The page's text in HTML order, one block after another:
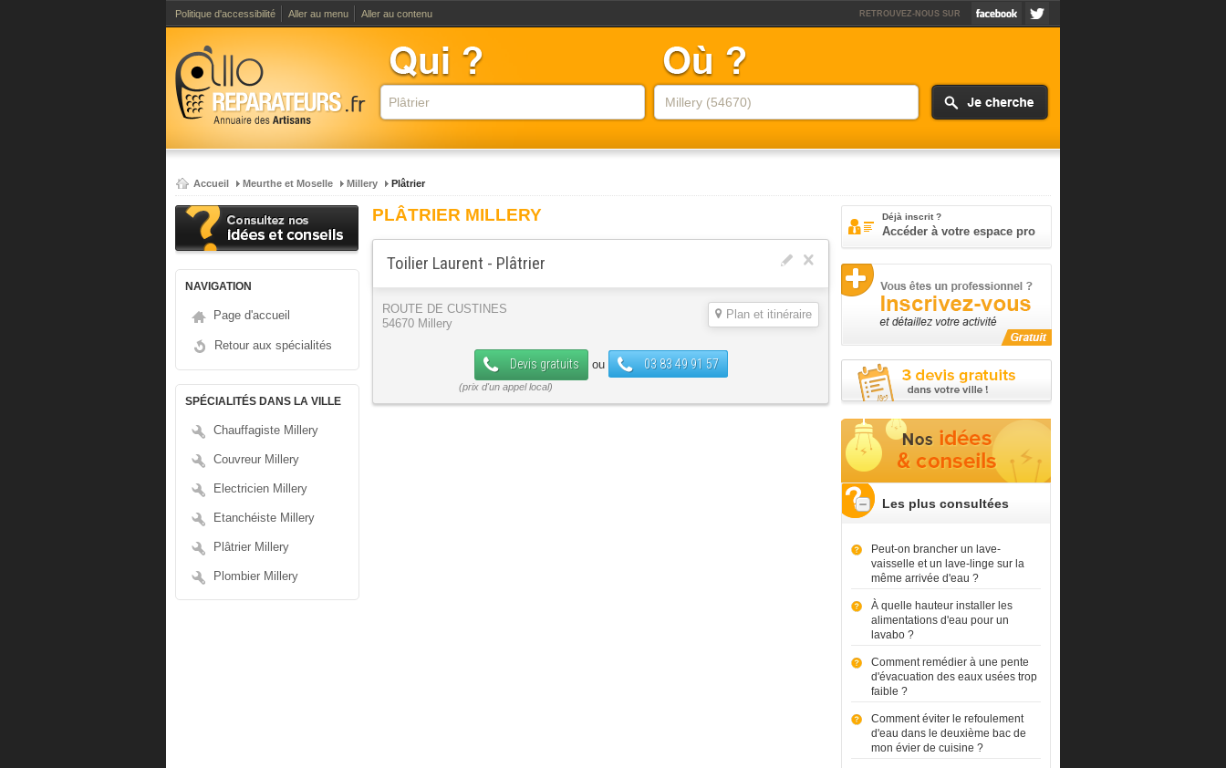
Politique d'accessibilité Aller au menu Aller au contenu RETROUVEZ-NOUS SUR
Accueil Meurthe et Moselle Millery Plâtrier
NAVIGATION
Page d'accueil
Retour aux spécialités
SPÉCIALITÉS DANS LA VILLE
Chauffagiste Millery
Couvreur Millery
Electricien Millery
Etanchéiste Millery
Plâtrier Millery
Plombier Millery
PLÂTRIER MILLERY
Toilier Laurent - Plâtrier
Plan et itinéraire
ROUTE DE CUSTINES
54670 Millery
Devis gratuits ou 03 83 49 91 57
Déjà inscrit ?
Accéder à votre espace pro
Les plus consultées
Peut-on brancher un lave-
vaisselle et un lave-linge sur la
même arrivée d'eau ?
À quelle hauteur installer les
alimentations d'eau pour un
lavabo ?
Comment remédier à une pente
d'évacuation des eaux usées trop
faible ?
Comment éviter le refoulement
d'eau dans le deuxième bac de
mon évier de cuisine ?